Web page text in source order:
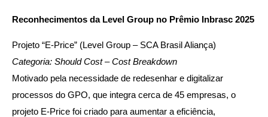
Reconhecimentos da Level Group no Prêmio Inbrasc 2025
Projeto “E-Price” (Level Group – SCA Brasil Aliança)
Categoria: Should Cost – Cost Breakdown
Motivado pela necessidade de redesenhar e digitalizar
processos do GPO, que integra cerca de 45 empresas, o
projeto E-Price foi criado para aumentar a eficiência,